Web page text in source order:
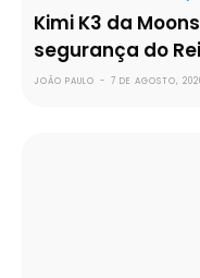
Kimi K3 da
segurança do
JOÃO PAULO - 7 DE AGOSTO,